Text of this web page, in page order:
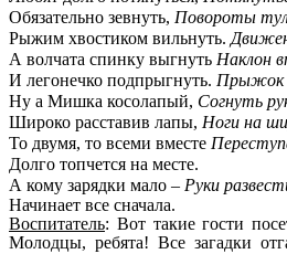
Обязательно зевнуть, Повороты
Рыжим хвостиком вильнуть.
А волчата спинку выгнуть Наклон
И легонечко подпрыгнуть. Прыжок
Ну а Мишка косолапый, Согнуть
Широко расставив лапы, Ноги на
То двумя, то всеми вместе
Долго топчется на месте.
А кому зарядки мало – Руки
Начинает все сначала.
Воспитатель: Вот такие гости
Молодцы, ребята! Все загадки